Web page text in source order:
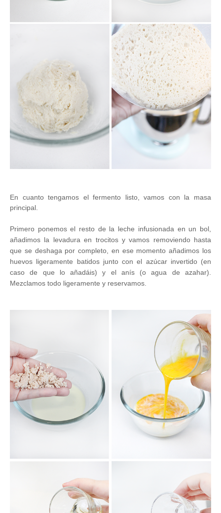
En cuanto tengamos el fermento listo, vamos con la masa
principal.
Primero ponemos el resto de la leche infusionada en un bol,
añadimos la levadura en trocitos y vamos removiendo hasta
que se deshaga por completo, en ese momento añadimos los
huevos ligeramente batidos junto con el azúcar invertido (en
caso de que lo añadáis) y el anís (o agua de azahar).
Mezclamos todo ligeramente y reservamos.